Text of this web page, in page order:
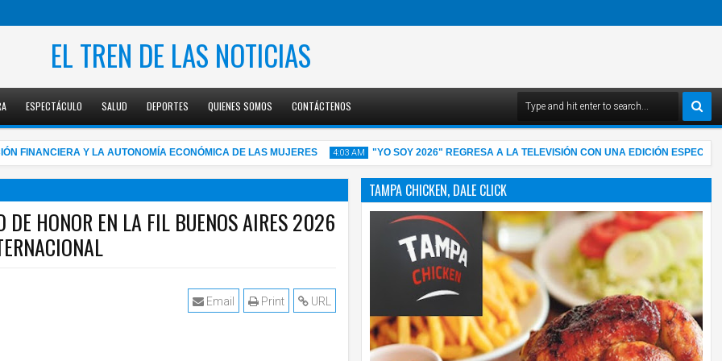
EL TREN DE LAS NOTICIAS
ESPECTÁCULO SALUD DEPORTES QUIENES SOMOS CONTÁCTENOS
Y LA AUTONOMÍA ECONÓMICA DE LAS MUJERES 4:03 AM "YO SOY 2026" REGRESA A LA TELEVISIÓN CON UNA EDICIÓN ESPECIAL EN
DE HONOR EN LA FIL BUENOS AIRES 2026
URL
Print
Email
TAMPA CHICKEN, DALE CLICK